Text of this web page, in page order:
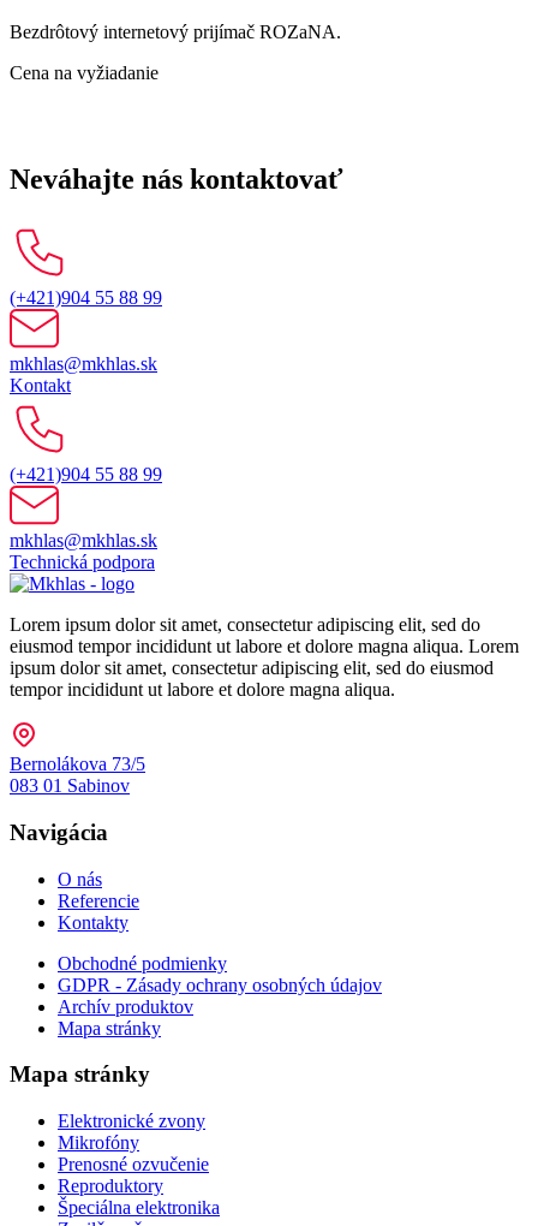
Bezdrôtový internetový prijímač ROZaNA.
Cena na vyžiadanie
Neváhajte nás kontaktovať
(+421)904 55 88 99
mkhlas@mkhlas.sk
Kontakt
(+421)904 55 88 99
mkhlas@mkhlas.sk
Technická podpora
Lorem ipsum dolor sit amet, consectetur adipiscing elit, sed do
eiusmod tempor incididunt ut labore et dolore magna aliqua. Lorem
ipsum dolor sit amet, consectetur adipiscing elit, sed do eiusmod
tempor incididunt ut labore et dolore magna aliqua.
Bernolákova 73/5
083 01 Sabinov
Navigácia
O nás
Referencie
Kontakty
Obchodné podmienky
GDPR - Zásady ochrany osobných údajov
Archív produktov
Mapa stránky
Mapa stránky
Elektronické zvony
Mikrofóny
Prenosné ozvučenie
Reproduktory
Špeciálna elektronika